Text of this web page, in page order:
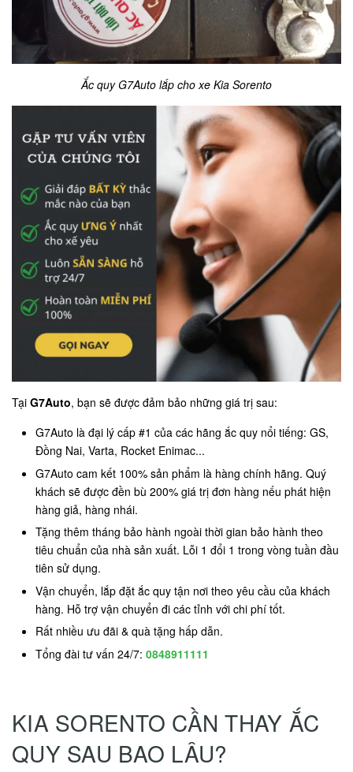
Ắc quy G7Auto lắp cho xe Kia Sorento
Tại G7Auto, bạn sẽ được đảm bảo những giá trị sau:
G7Auto là đại lý cấp #1 của các hãng ắc quy nổi tiếng: GS,
Đồng Nai, Varta, Rocket Enimac...
G7Auto cam kết 100% sản phẩm là hàng chính hãng. Quý
khách sẽ được đền bù 200% giá trị đơn hàng nếu phát hiện
hàng giả, hàng nhái.
Tặng thêm tháng bảo hành ngoài thời gian bảo hành theo
tiêu chuẩn của nhà sản xuất. Lỗi 1 đổi 1 trong vòng tuần đầu
tiên sử dụng.
Vận chuyển, lắp đặt ắc quy tận nơi theo yêu cầu của khách
hàng. Hỗ trợ vận chuyển đi các tỉnh với chi phí tốt.
Rất nhiều ưu đãi & quà tặng hấp dẫn.
Tổng đài tư vấn 24/7: 0848911111
KIA SORENTO CẦN THAY ẮC
QUY SAU BAO LÂU?